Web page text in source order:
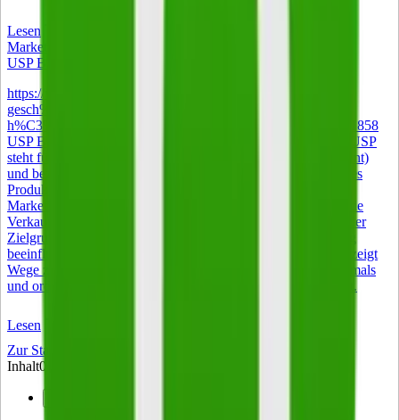
Lesen
Marketing
USP Bedeutung – was ein Alleinstellungsmerkmal ausmacht
https://www.istockphoto.com/de/foto/gl%C3%BCckliche-
gesch%C3%A4ftsfrau-mittleren-alters-managerin-beim-
h%C3%A4ndesch%C3%BCtteln-bei-gm2004890520-560421858
USP Bedeutung – was ein Alleinstellungsmerkmal ausmacht USP
steht für Unique Selling Proposition (auch Unique Selling Point)
und bezeichnet im Deutschen das Alleinstellungsmerkmal eines
Produkts, einer Dienstleistung oder eines Unternehmens. Im
Marketing ist der Begriff zentral: Gemeint ist das entscheidende
Verkaufsversprechen, das ein Angebot in der Wahrnehmung der
Zielgruppe unverwechselbar macht und die Kaufentscheidung
beeinflusst. Der folgende Artikel erklärt die USP Bedeutung, zeigt
Wege zur Entwicklung eines belastbaren Alleinstellungsmerkmals
und ordnet ein, warum das Konzept auch 2026 relevant bleibt.
Lesen
Zur Startseite
Inhalt0